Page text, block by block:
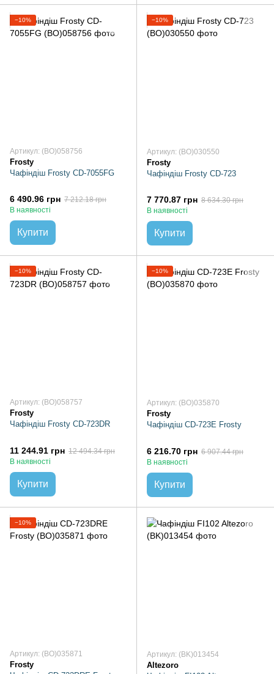
−10%
Артикул: (BO)058756
Frosty
Чафіндіш Frosty CD-7055FG
6 490.96 грн 7 212.18 грн
В наявності
Купити
−10%
Артикул: (BO)030550
Frosty
Чафіндіш Frosty CD-723
7 770.87 грн 8 634.30 грн
В наявності
Купити
−10%
Артикул: (BO)058757
Frosty
Чафіндіш Frosty CD-723DR
11 244.91 грн 12 494.34 грн
В наявності
Купити
−10%
Артикул: (BO)035870
Frosty
Чафіндіш CD-723E Frosty
6 216.70 грн 6 907.44 грн
В наявності
Купити
−10%
Артикул: (BO)035871
Frosty
Артикул: (BK)013454
Altezoro